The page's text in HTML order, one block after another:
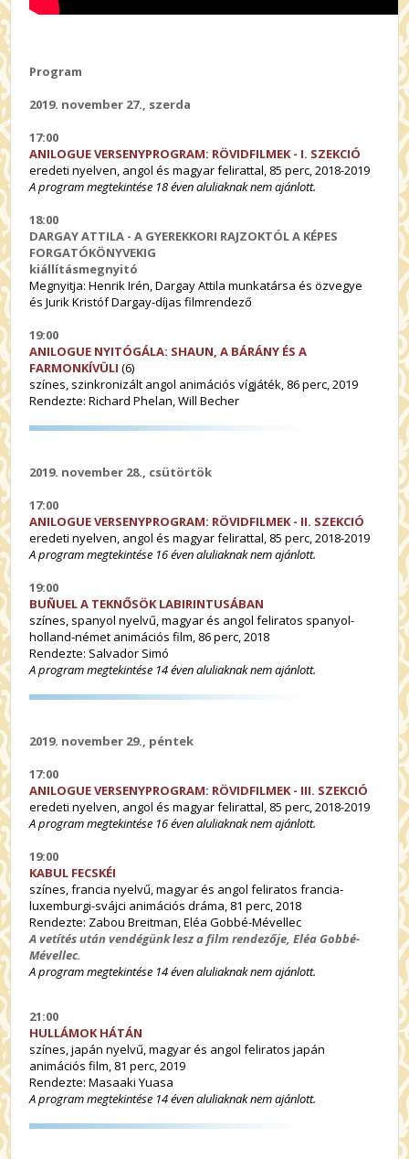
Program
2019. november 27., szerda
17:00
ANILOGUE VERSENYPROGRAM: RÖVIDFILMEK - I. SZEKCIÓ
eredeti nyelven, angol és magyar felirattal, 85 perc, 2018-2019
A program megtekintése 18 éven aluliaknak nem ajánlott.
18:00
DARGAY ATTILA - A GYEREKKORI RAJZOKTÓL A KÉPES
FORGATÓKÖNYVEKIG
kiállításmegnyitó
Megnyitja: Henrik Irén, Dargay Attila munkatársa és özvegye
és Jurik Kristóf Dargay-díjas filmrendező
19:00
ANILOGUE NYITÓGÁLA: SHAUN, A BÁRÁNY ÉS A
FARMONKÍVÜLI (6)
színes, szinkronizált angol animációs vígjáték, 86 perc, 2019
Rendezte: Richard Phelan, Will Becher
2019. november 28., csütörtök
17:00
ANILOGUE VERSENYPROGRAM: RÖVIDFILMEK - II. SZEKCIÓ
eredeti nyelven, angol és magyar felirattal, 85 perc, 2018-2019
A program megtekintése 16 éven aluliaknak nem ajánlott.
19:00
BUÑUEL A TEKNŐSÖK LABIRINTUSÁBAN
színes, spanyol nyelvű, magyar és angol feliratos spanyol-
holland-német animációs film, 86 perc, 2018
Rendezte: Salvador Simó
A program megtekintése 14 éven aluliaknak nem ajánlott.
2019. november 29., péntek
17:00
ANILOGUE VERSENYPROGRAM: RÖVIDFILMEK - III. SZEKCIÓ
eredeti nyelven, angol és magyar felirattal, 85 perc, 2018-2019
A program megtekintése 16 éven aluliaknak nem ajánlott.
19:00
KABUL FECSKÉI
színes, francia nyelvű, magyar és angol feliratos francia-
luxemburgi-svájci animációs dráma, 81 perc, 2018
Rendezte: Zabou Breitman, Eléa Gobbé-Mévellec
A vetítés után vendégünk lesz a film rendezője, Eléa Gobbé-
Mévellec.
A program megtekintése 14 éven aluliaknak nem ajánlott.
21:00
HULLÁMOK HÁTÁN
színes, japán nyelvű, magyar és angol feliratos japán
animációs film, 81 perc, 2019
Rendezte: Masaaki Yuasa
A program megtekintése 14 éven aluliaknak nem ajánlott.